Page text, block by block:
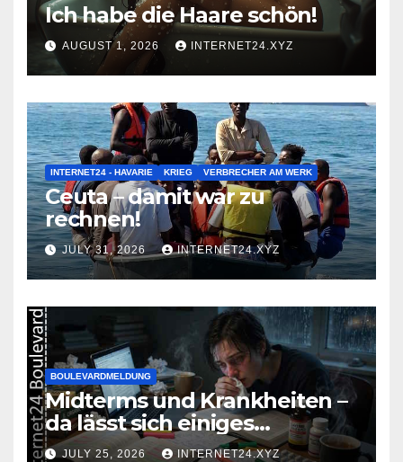
Ich habe die Haare schön!
AUGUST 1, 2026 INTERNET24.XYZ
INTERNET24 - HAVARIE KRIEG VERBRECHER AM WERK
Ceuta – damit war zu
rechnen!
JULY 31, 2026 INTERNET24.XYZ
BOULEVARDMELDUNG
Midterms und Krankheiten –
da lässt sich einiges
zusammenbrauen!
JULY 25, 2026 INTERNET24.XYZ